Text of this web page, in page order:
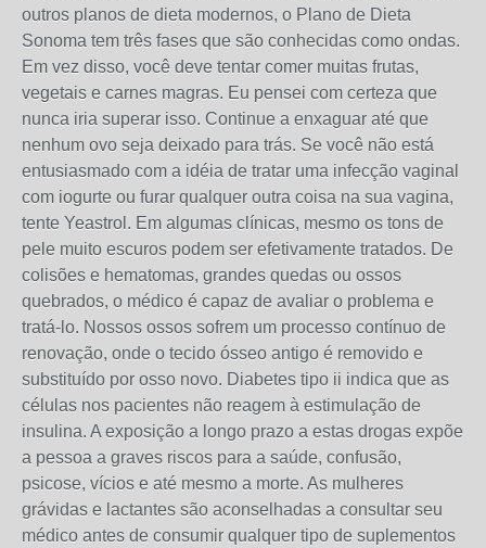
outros planos de dieta modernos, o Plano de Dieta
Sonoma tem três fases que são conhecidas como ondas.
Em vez disso, você deve tentar comer muitas frutas,
vegetais e carnes magras. Eu pensei com certeza que
nunca iria superar isso. Continue a enxaguar até que
nenhum ovo seja deixado para trás. Se você não está
entusiasmado com a idéia de tratar uma infecção vaginal
com iogurte ou furar qualquer outra coisa na sua vagina,
tente Yeastrol. Em algumas clínicas, mesmo os tons de
pele muito escuros podem ser efetivamente tratados. De
colisões e hematomas, grandes quedas ou ossos
quebrados, o médico é capaz de avaliar o problema e
tratá-lo. Nossos ossos sofrem um processo contínuo de
renovação, onde o tecido ósseo antigo é removido e
substituído por osso novo. Diabetes tipo ii indica que as
células nos pacientes não reagem à estimulação de
insulina. A exposição a longo prazo a estas drogas expõe
a pessoa a graves riscos para a saúde, confusão,
psicose, vícios e até mesmo a morte. As mulheres
grávidas e lactantes são aconselhadas a consultar seu
médico antes de consumir qualquer tipo de suplementos